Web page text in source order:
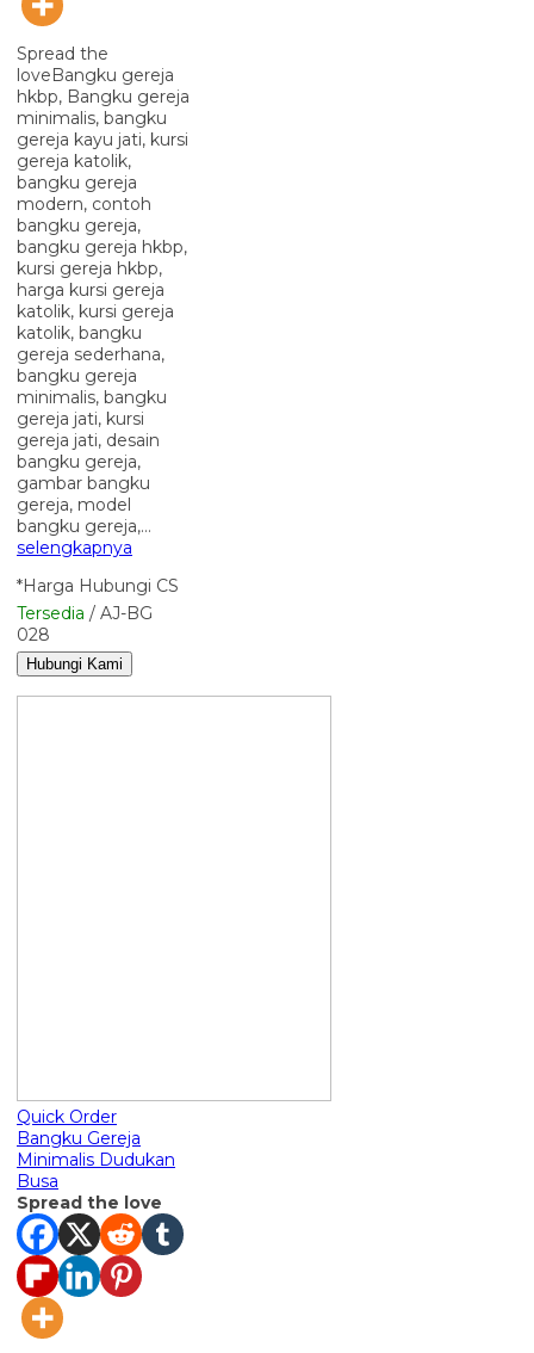
Spread the
loveBangku gereja
hkbp, Bangku gereja
minimalis, bangku
gereja kayu jati, kursi
gereja katolik,
bangku gereja
modern, contoh
bangku gereja,
bangku gereja hkbp,
kursi gereja hkbp,
harga kursi gereja
katolik, kursi gereja
katolik, bangku
gereja sederhana,
bangku gereja
minimalis, bangku
gereja jati, kursi
gereja jati, desain
bangku gereja,
gambar bangku
gereja, model
bangku gereja,…
selengkapnya
*Harga Hubungi CS
Tersedia / AJ-BG
028
Hubungi Kami
Quick Order
Bangku Gereja
Minimalis Dudukan
Busa
Spread the love